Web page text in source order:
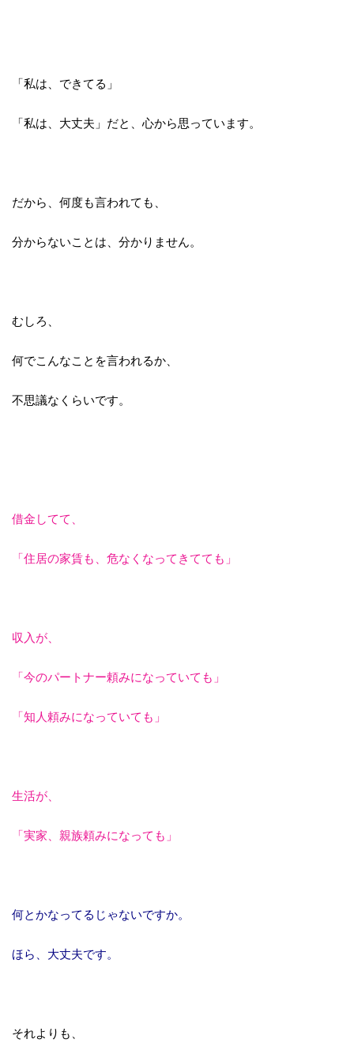
「私は、できてる」
「私は、大丈夫」だと、 心から思っています。
だから、何度も言われても、
分からないことは、分かりません。
むしろ、
何でこんなことを言われるか、
不思議なくらいです。
借金してて、
「住居の家賃も、危なくなってきてても」
収入が、
「今のパートナー頼みになっていても」
「知人頼みになっていても」
生活が、
「実家、親族頼みになっても」
何とかなってるじゃないですか。
ほら、大丈夫です。
それよりも、